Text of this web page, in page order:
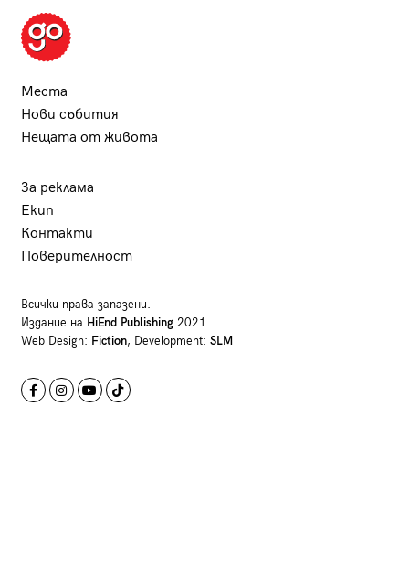
Места
Нови събития
Нещата от живота
За реклама
Екип
Контакти
Поверителност
Всички права запазени.
Издание на HiEnd Publishing2021
Web Design: Fiction, Development: SLM